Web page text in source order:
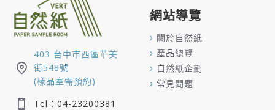
403 台中市西區華美
街548號
(樣品室需預約)
Tel：04-23200381
網站導覽
關於自然紙
產品總覽
自然紙企劃
常見問題